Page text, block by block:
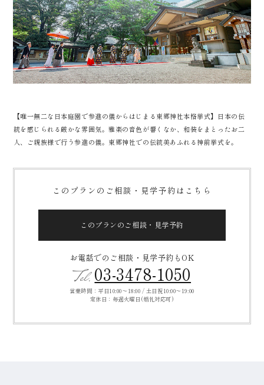
【唯一無二な日本庭園で参進の儀からはじまる東郷神社本格挙式】日本の伝
統を感じられる厳かな雰囲気。雅楽の音色が響くなか、和装をまとったお二
人、ご親族様で行う参進の儀。東郷神社での伝統美あふれる神前挙式を。
このプランのご相談・見学予約はこちら
このプランのご相談・見学予約
お電話でのご相談・見学予約もOK
Tel.03-3478-1050
営業時間：平日10:00～18:00 / 土日祝10:00～19:00
定休日：毎週火曜日(婚礼対応可)